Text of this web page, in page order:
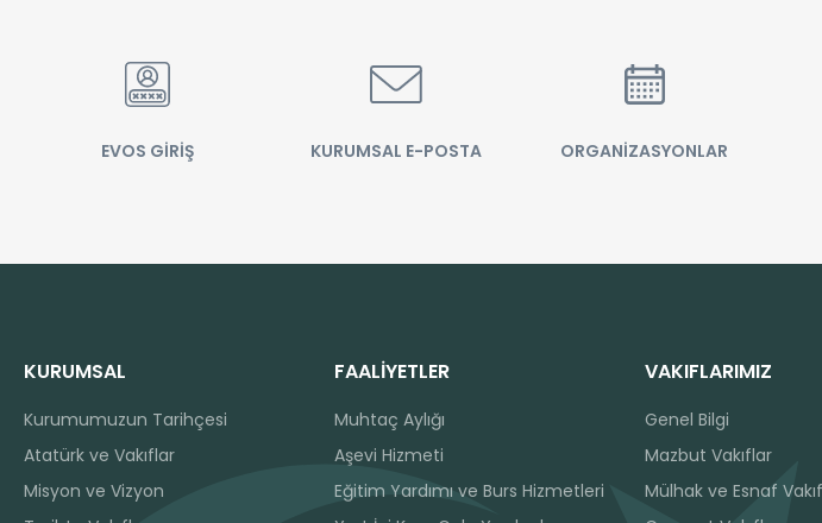
EVOS GİRİŞ KURUMSAL E-POSTA ORGANİZASYONLAR
KURUMSAL
Kurumumuzun Tarihçesi
Atatürk ve Vakıflar
Misyon ve Vizyon
FAALİYETLER
Muhtaç Aylığı
Aşevi Hizmeti
Eğitim Yardımı ve Burs Hizmetleri
VAKIFLARIMIZ
Genel Bilgi
Mazbut Vakıflar
Mülhak ve Esnaf